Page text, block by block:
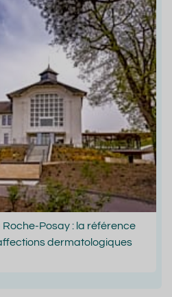
Posay : la référence
dermatologiques